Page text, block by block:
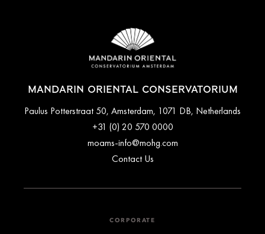
MANDARIN ORIENTAL CONSERVATORIUM
Paulus Potterstraat 50, Amsterdam, 1071 DB, Netherlands
+31 (0) 20 570 0000
moams-info@mohg.com
Contact Us
CORPORATE